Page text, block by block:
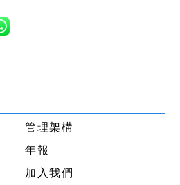
管理架構
年報
加入我們